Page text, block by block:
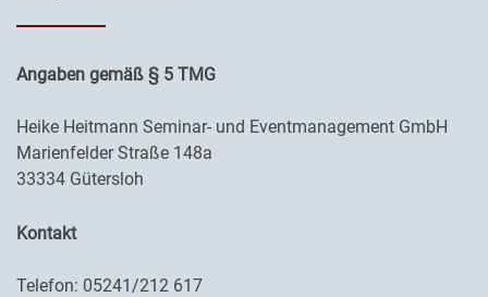
Angaben gemäß § 5 TMG
Heike Heitmann Seminar- und Eventmanagement GmbH
Marienfelder Straße 148a
33334 Gütersloh
Kontakt
Telefon: 05241/212 617